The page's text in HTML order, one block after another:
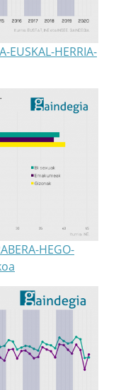
EUSKAL-HERRIA-
HEGO-